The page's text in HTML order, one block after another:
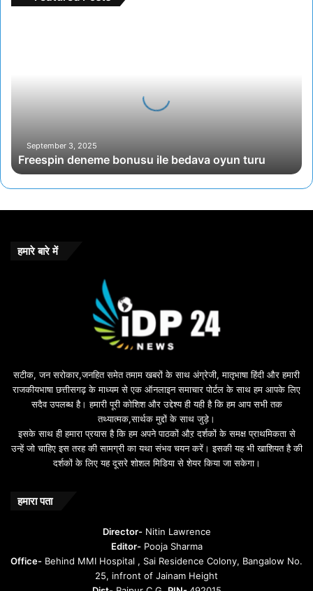
September 3, 2025
Freespin deneme bonusu ile bedava oyun turu
हमारे बारे में
सटीक, जन सरोकार,जनहित समेत तमाम खबरों के साथ अंग्रेजी, मातृभाषा हिंदी और हमारी
राजकीयभाषा छत्तीसगढ़ के माध्यम से एक ऑनलाइन समाचार पोर्टल के साथ हम आपके लिए
सदैव उपलब्ध है। हमारी पूरी कोशिश और उद्देश्य ही यही है कि हम आप सभी तक
तथ्यात्मक,सार्थक मुद्दों के साथ जुड़े।
इसके साथ ही हमारा प्रयास है कि हम अपने पाठकों औऱ दर्शकों के समक्ष प्राथमिकता से
उन्हें जो चाहिए इस तरह की सामग्री का यथा संभव चयन करें। इसकी यह भी खाशियत है की
दर्शकों के लिए यह दूसरे शोशल मिडिया से शेयर किया जा सकेगा।
हमारा पता
Director-Nitin Lawrence
Editor-Pooja Sharma
Office- Behind MMI Hospital , Sai Residence Colony, Bangalow No.
25, infront of Jainam Height